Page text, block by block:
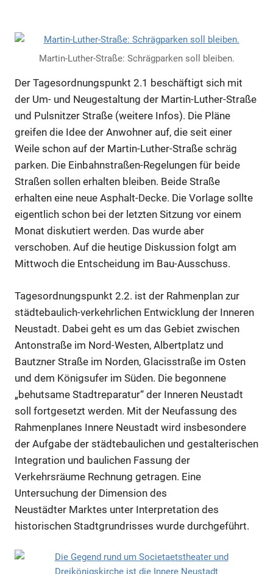
Martin-Luther-Straße: Schrägparken soll bleiben.
Der Tagesordnungspunkt 2.1 beschäftigt sich mit
der Um- und Neugestaltung der Martin-Luther-Straße
und Pulsnitzer Straße (weitere Infos). Die Pläne
greifen die Idee der Anwohner auf, die seit einer
Weile schon auf der Martin-Luther-Straße schräg
parken. Die Einbahnstraßen-Regelungen für beide
Straßen sollen erhalten bleiben. Beide Straße
erhalten eine neue Asphalt-Decke. Die Vorlage sollte
eigentlich schon bei der letzten Sitzung vor einem
Monat diskutiert werden. Das wurde aber
verschoben. Auf die heutige Diskussion folgt am
Mittwoch die Entscheidung im Bau-Ausschuss.
Tagesordnungspunkt 2.2. ist der Rahmenplan zur
städtebaulich-verkehrlichen Entwicklung der Inneren
Neustadt. Dabei geht es um das Gebiet zwischen
Antonstraße im Nord-Westen, Albertplatz und
Bautzner Straße im Norden, Glacisstraße im Osten
und dem Königsufer im Süden. Die begonnene
„behutsame Stadtreparatur“ der Inneren Neustadt
soll fortgesetzt werden. Mit der Neufassung des
Rahmenplanes Innere Neustadt wird insbesondere
der Aufgabe der städtebaulichen und gestalterischen
Integration und baulichen Fassung der
Verkehrsräume Rechnung getragen. Eine
Untersuchung der Dimension des
Neustädter Marktes unter Interpretation des
historischen Stadtgrundrisses wurde durchgeführt.